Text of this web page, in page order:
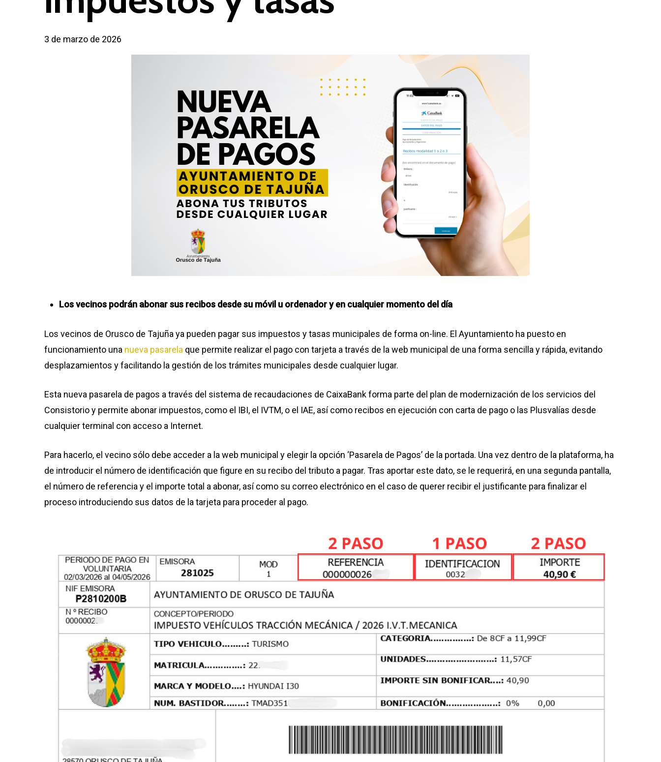
3 de marzo de 2026
Los vecinos podrán abonar sus recibos desde su móvil u ordenador y en cualquier momento del día
Los vecinos de Orusco de Tajuña ya pueden pagar sus impuestos y tasas municipales de forma on-line. El Ayuntamiento ha puesto en
funcionamiento una nueva pasarela que permite realizar el pago con tarjeta a través de la web municipal de una forma sencilla y rápida, evitando
desplazamientos y facilitando la gestión de los trámites municipales desde cualquier lugar.
Esta nueva pasarela de pagos a través del sistema de recaudaciones de CaixaBank forma parte del plan de modernización de los servicios del
Consistorio y permite abonar impuestos, como el IBI, el IVTM, o el IAE, así como recibos en ejecución con carta de pago o las Plusvalías desde
cualquier terminal con acceso a Internet.
Para hacerlo, el vecino sólo debe acceder a la web municipal y elegir la opción ‘Pasarela de Pagos’ de la portada. Una vez dentro de la plataforma, ha
de introducir el número de identificación que figure en su recibo del tributo a pagar. Tras aportar este dato, se le requerirá, en una segunda pantalla,
el número de referencia y el importe total a abonar, así como su correo electrónico en el caso de querer recibir el justificante para finalizar el
proceso introduciendo sus datos de la tarjeta para proceder al pago.